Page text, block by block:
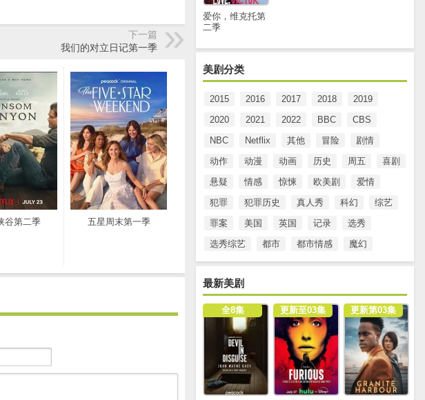
爱你，维克托第
二季
美剧分类
2015 2016 2017 2018
2019
2020
2021 2022 BBC
CBS
NBC
Netflix 其他 冒险
剧情
动作
动漫 动画 历史 周五
喜剧
悬疑
情感 惊悚 欧美剧
爱情
犯罪
犯罪历史 真人秀 科幻
综艺
罪案
美国 英国 记录
选秀
选秀综艺
都市 都市情感 魔幻
最新美剧
全8集 更新至03集 更新第03集
下一篇
我们的对立日记第一季
谷第二季 五星周末第一季